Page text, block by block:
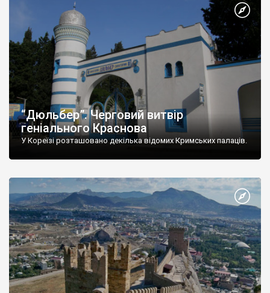
“Дюльбер”. Черговий витвір
геніального Краснова
У Кореїзі розташовано декілька відомих Кримських палаців.